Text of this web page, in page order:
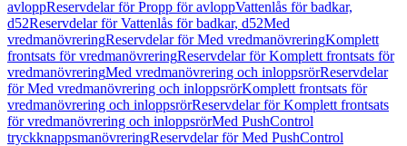
avloppReservdelar för Propp för avloppVattenlås för badkar,
d52Reservdelar för Vattenlås för badkar, d52Med
vredmanövreringReservdelar för Med vredmanövreringKomplett
frontsats för vredmanövreringReservdelar för Komplett frontsats för
vredmanövreringMed vredmanövrering och inloppsrörReservdelar
för Med vredmanövrering och inloppsrörKomplett frontsats för
vredmanövrering och inloppsrörReservdelar för Komplett frontsats
för vredmanövrering och inloppsrörMed PushControl
tryckknappsmanövreringReservdelar för Med PushControl